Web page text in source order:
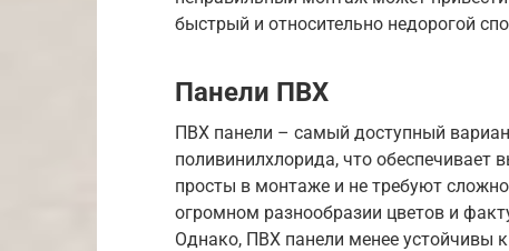
быстрый и относительно недорогой
Панели ПВХ
ПВХ панели – самый доступный
поливинилхлорида, что обеспечивает
просты в монтаже и не требуют
огромном разнообразии цветов и
Однако, ПВХ панели менее устойчивы